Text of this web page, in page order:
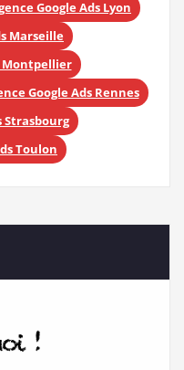
Google Ads Lyon
Marseille
Montpellier
Google Ads Rennes
Strasbourg
Toulon